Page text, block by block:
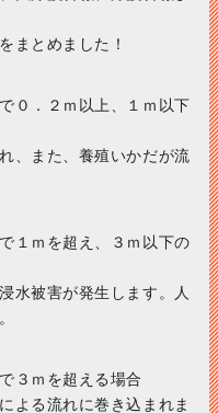
まとめました！
０．２ｍ以上、１ｍ以下
、また、養殖いかだが流
１ｍを超え、３ｍ以下の
水被害が発生します。人
３ｍを超える場合
よる流れに巻き込まれま